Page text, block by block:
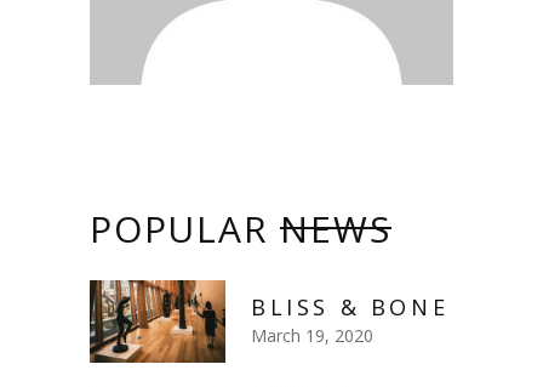
POPULARNEWS
BLISS & BONE
March 19, 2020